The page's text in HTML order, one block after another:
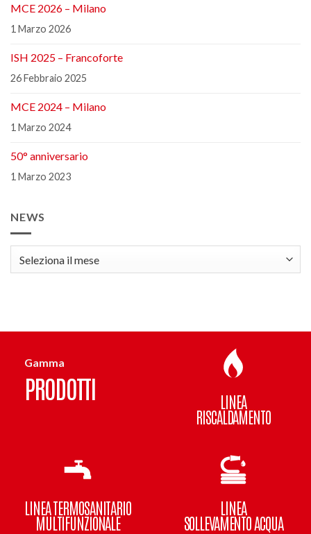
MCE 2026 – Milano
1 Marzo 2026
ISH 2025 – Francoforte
26 Febbraio 2025
MCE 2024 – Milano
1 Marzo 2024
50° anniversario
1 Marzo 2023
NEWS
Gamma
PRODOTTI LINEA
RISCALDAMENTO
LINEA TERMOSANITARIO
MULTIFUNZIONALE
LINEA
SOLLEVAMENTO ACQUA